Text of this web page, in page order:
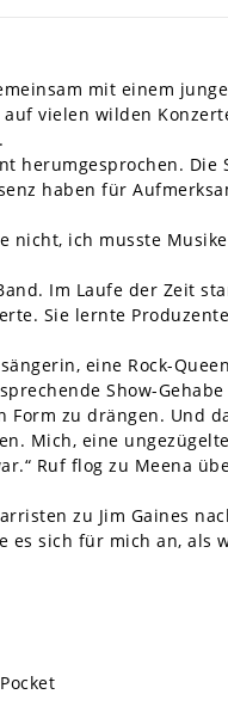
mit einem
vielen wilden
herumgesprochen.
haben für
nicht, ich musste
Im Laufe der Zeit
Sie lernte
eine Rock-
Show-
Form zu drängen. Und
Mich, eine
Ruf flog zu Meena
zu Jim Gaines
es sich für mich an, als